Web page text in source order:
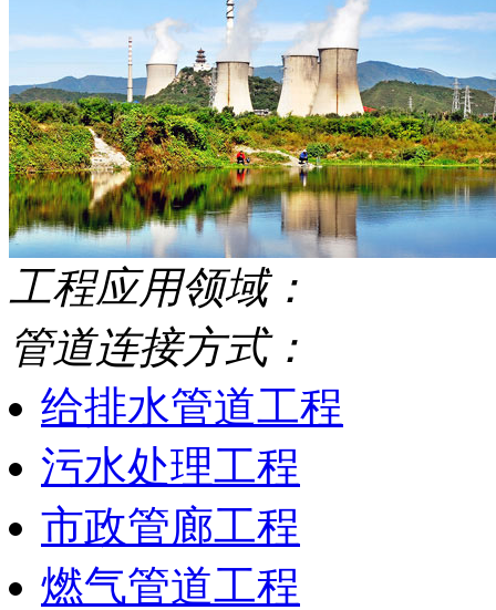
工程应用领域：
管道连接方式：
给排水管道工程
污水处理工程
市政管廊工程
燃气管道工程